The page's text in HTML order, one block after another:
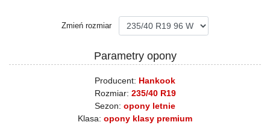
Zmień rozmiar
Parametry opony
Producent: Hankook
Rozmiar: 235/40 R19
Sezon: opony letnie
Klasa: opony klasy premium